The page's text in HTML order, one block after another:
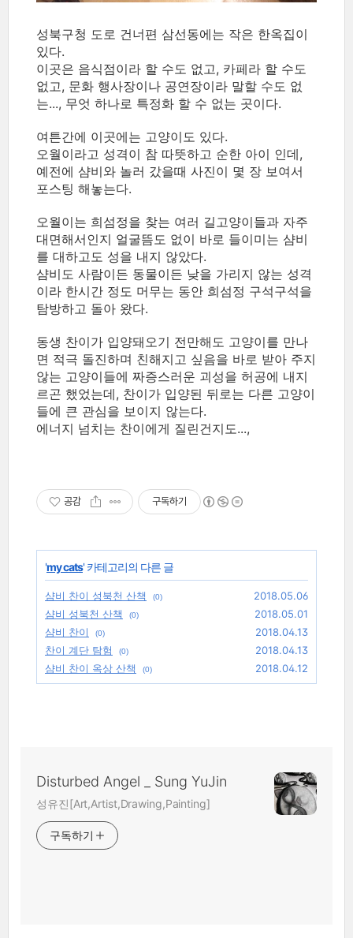
성북구청 도로 건너편 삼선동에는 작은 한옥집이
있다.
이곳은 음식점이라 할 수도 없고, 카페라 할 수도
없고, 문화 행사장이나 공연장이라 말할 수도 없
는..., 무엇 하나로 특정화 할 수 없는 곳이다.
여튼간에 이곳에는 고양이도 있다.
오월이라고 성격이 참 따뜻하고 순한 아이 인데,
예전에 샴비와 놀러 갔을때 사진이 몇 장 보여서
포스팅 해놓는다.
오월이는 희섬정을 찾는 여러 길고양이들과 자주
대면해서인지 얼굴뜸도 없이 바로 들이미는 샴비
를 대하고도 성을 내지 않았다.
샴비도 사람이든 동물이든 낮을 가리지 않는 성격
이라 한시간 정도 머무는 동안 희섬정 구석구석을
탐방하고 돌아 왔다.
동생 찬이가 입양돼오기 전만해도 고양이를 만나
면 적극 돌진하며 친해지고 싶음을 바로 받아 주지
않는 고양이들에 짜증스러운 괴성을 허공에 내지
르곤 했었는데, 찬이가 입양된 뒤로는 다른 고양이
들에 큰 관심을 보이지 않는다.
에너지 넘치는 찬이에게 질린건지도...,
공감 구독하기
'my cats' 카테고리의 다른 글
샴비 찬이 성북천 산책 (0)
2018.05.06
샴비 성북천 산책
(0)
2018.05.01
샴비 찬이
(0)
2018.04.13
찬이 계단 탐험
(0)
2018.04.13
샴비 찬이 옥상 산책
(0) 2018.04.12
Disturbed Angel _ Sung YuJin
성유진[Art,Artist,Drawing,Painting]
구독하기